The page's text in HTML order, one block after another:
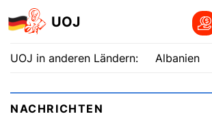
UOJ
UOJ in anderen Ländern: Albanien
NACHRICHTEN